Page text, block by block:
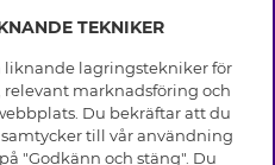
Friday
TEKNIKER
liknande lagringstekniker för
marknadsföring och
Du bekräftar att du
till vår användning
"Godkänn och stäng". Du